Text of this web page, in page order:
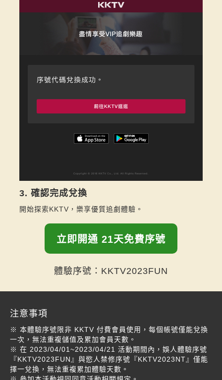
3. 確認完成兌換
開始探索KKTV，樂享優質追劇體驗。
立即開通 21天免費序號
體驗序號：KKTV2023FUN
注意事項
※ 本體驗序號限非 KKTV 付費會員使用，每個帳號僅能兌換
一次，無法重複儲值及累加會員天數。
※ 在 2023/04/01~2023/04/21 活動期間內，娛人體驗序號
『KKTV2023FUN』與慾人禁修序號『KKTV2023NT』僅能
擇一兌換，無法重複累加體驗天數。